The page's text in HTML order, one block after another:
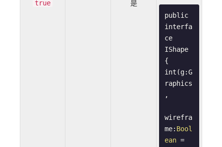
true 是
public
interfa
ce
IShape
{
int(g:G
raphics
,
wirefra
me: Bool
ean